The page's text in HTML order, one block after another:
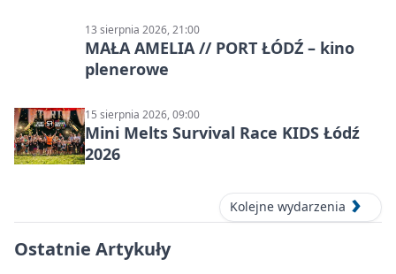
13 sierpnia 2026, 21:00
MAŁA AMELIA // PORT ŁÓDŹ – kino
plenerowe
15 sierpnia 2026, 09:00
Mini Melts Survival Race KIDS Łódź
2026
Kolejne wydarzenia
Ostatnie Artykuły